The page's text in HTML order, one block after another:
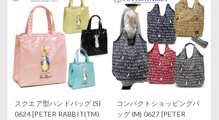
スクエア型ハンドバッグ (S)
0624 [PETER RABBIT(TM)
コンパクトショッピングバ
ッグ (M) 0627 [PETER